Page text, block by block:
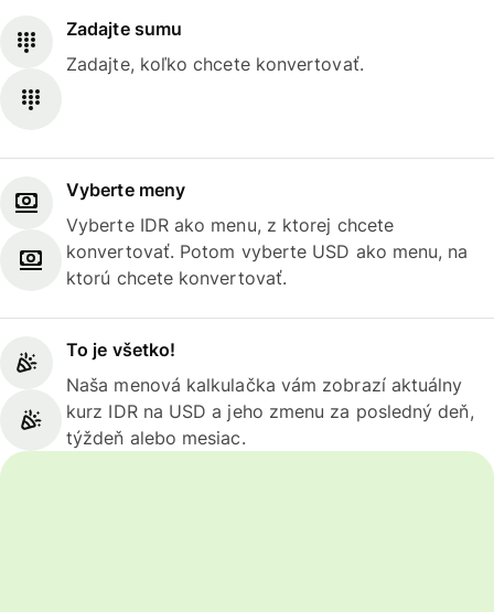
Zadajte sumu
Zadajte, koľko chcete konvertovať.
Vyberte meny
Vyberte IDR ako menu, z ktorej chcete
konvertovať. Potom vyberte USD ako menu, na
ktorú chcete konvertovať.
To je všetko!
Naša menová kalkulačka vám zobrazí aktuálny
kurz IDR na USD a jeho zmenu za posledný deň,
týždeň alebo mesiac.